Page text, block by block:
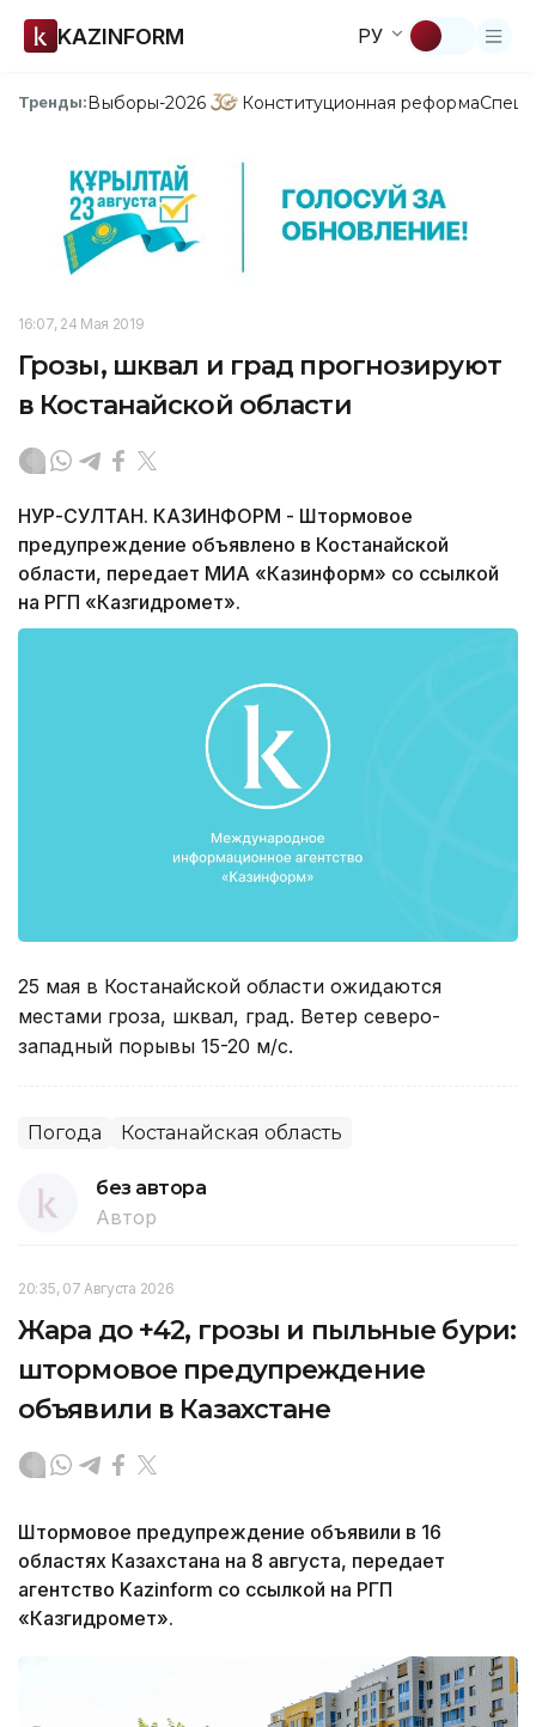
KAZINFORM РУ
Тренды:Выборы-2026 Конституционная реформа
16:07, 24 Мая 2019
Грозы, шквал и град прогнозируют
в Костанайской области
НУР-СУЛТАН. КАЗИНФОРМ - Штормовое
предупреждение объявлено в Костанайской
области, передает МИА «Казинформ» со ссылкой
на РГП «Казгидромет».
25 мая в Костанайской области ожидаются
местами гроза, шквал, град. Ветер северо-
западный порывы 15-20 м/с.
Погода Костанайская область
без автора
Автор
20:35, 07 Августа 2026
Жара до +42, грозы и пыльные бури:
штормовое предупреждение
объявили в Казахстане
Штормовое предупреждение объявили в 16
областях Казахстана на 8 августа, передает
агентство Kazinform со ссылкой на РГП
«Казгидромет».